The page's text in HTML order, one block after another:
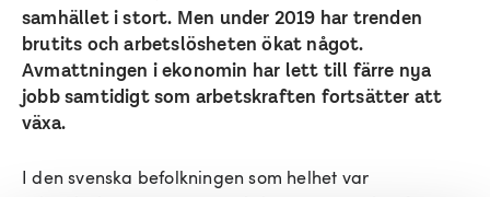
samhället i stort. Men under 2019 har trenden
brutits och arbetslösheten ökat något.
Avmattningen i ekonomin har lett till färre nya
jobb samtidigt som arbetskraften fortsätter att
växa.
I den svenska befolkningen som helhet var